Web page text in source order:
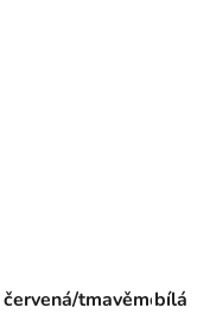
žlutá fluo
červená/tmavěmodrá
bílá